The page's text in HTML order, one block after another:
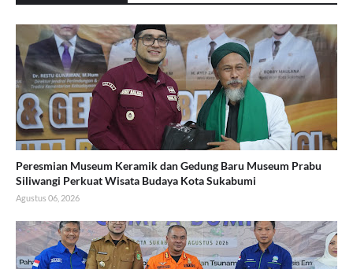
Peresmian Museum Keramik dan Gedung Baru Museum Prabu
Siliwangi Perkuat Wisata Budaya Kota Sukabumi
Agustus 06, 2026